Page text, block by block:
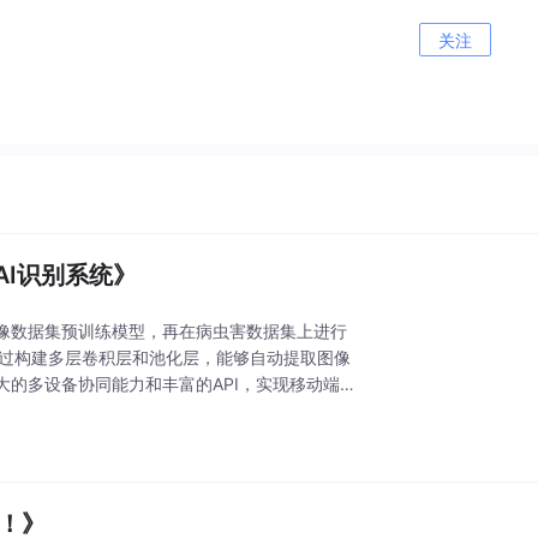
关注
别系统》
据集预训练模型，再在病虫害数据集上进行
构建多层卷积层和池化层，能够自动提取图像
多设备协同能力和丰富的API，实现移动端
》